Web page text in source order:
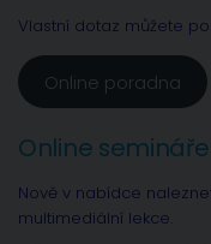
Vlastní dotaz můžete
Online poradna
Online
Nově v nabídce
multimediální lekce.